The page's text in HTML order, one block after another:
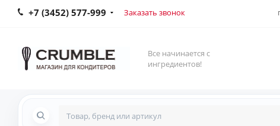
+7 (3452) 577-999 Заказать звонок
Все начинается с
ингредиентов!